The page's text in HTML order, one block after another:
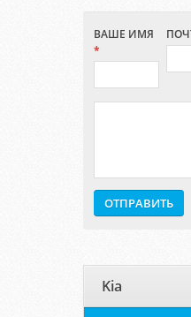
ВАШЕ ИМЯ
*
Kia